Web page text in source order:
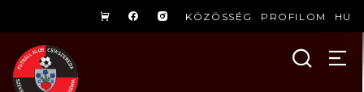
KÖZÖSSÉG PROFILOM HU